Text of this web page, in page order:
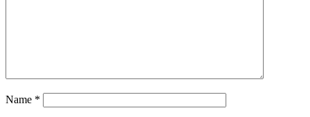
Name *